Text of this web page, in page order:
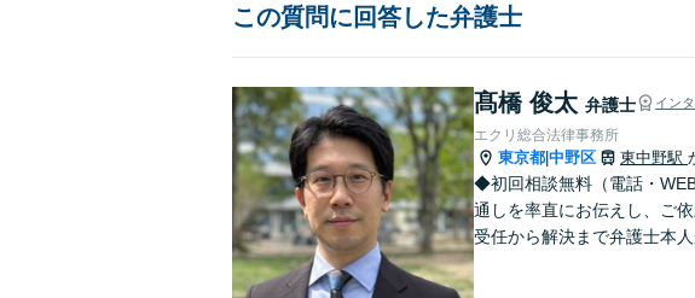
この質問に回答した弁護士
髙橋 俊太 弁護士 イン
エクリ総合法律事務所
東京都 中野区 東中野駅
◆初回相談無料（電話・
通しを率直にお伝えし、ご
受任から解決まで弁護士本